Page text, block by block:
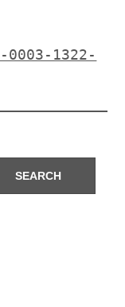
1322-